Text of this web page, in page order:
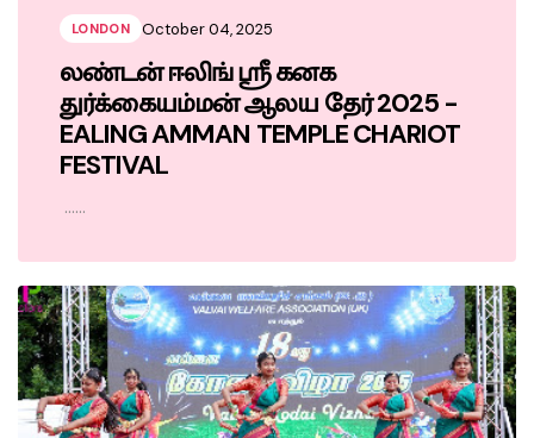
LONDON October 04, 2025
லண்டன் ஈலிங் ஸ்ரீ கனக
துர்க்கையம்மன் ஆலய தேர் 2025 -
EALING AMMAN TEMPLE CHARIOT
FESTIVAL
......